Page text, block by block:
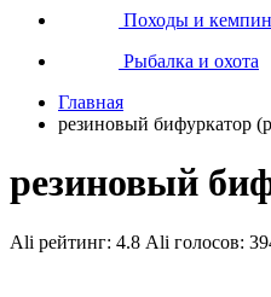
Походы и
Рыбалка и охота
Главная
резиновый бифуркатор
резиновый
Ali рейтинг: 4.8 Ali голосов: